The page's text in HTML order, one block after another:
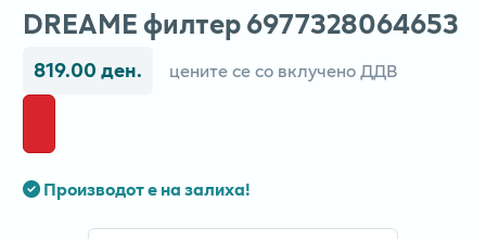
DREAME филтер 6977328064653
819.00 ден. цените се со вклучено ДДВ
Производот е на залиха!